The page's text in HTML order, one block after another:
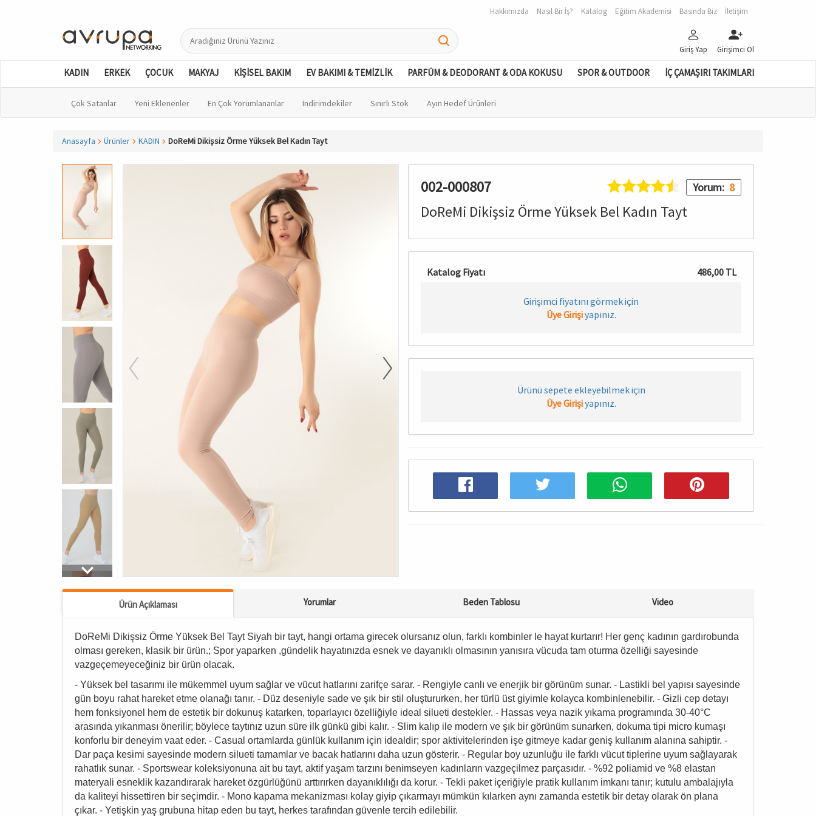
Hakkımızda Nasıl Bir İş? Katalog Eğitim Akademisi Basında Biz İletişim
Giriş Yap Girişimci Ol
KADIN ERKEK ÇOCUK MAKYAJ KİŞİSEL BAKIM EV BAKIMI & TEMİZLİK PARFÜM & DEODORANT & ODA KOKUSU SPOR & OUTDOOR İÇ ÇAMAŞIRI TAKIMLARI
Çok Satanlar Yeni Eklenenler En Çok Yorumlananlar İndirimdekiler Sınırlı Stok Ayın Hedef Ürünleri
Anasayfa Ürünler KADIN DoReMi Dikişsiz Örme Yüksek Bel Kadın Tayt
002-000807 Yorum: 8
DoReMi Dikişsiz Örme Yüksek Bel Kadın Tayt
Katalog Fiyatı 486,00 TL
Girişimci fiyatını görmek için
Üye Girişiyapınız.
Ürünü sepete ekleyebilmek için
Üye Girişiyapınız.
Ürün Açıklaması Yorumlar Beden Tablosu Video
DoReMi Dikişsiz Örme Yüksek Bel Tayt Siyah bir tayt, hangi ortama girecek olursanız olun, farklı kombinler le hayat kurtarır! Her genç kadının gardırobunda
olması gereken, klasik bir ürün.; Spor yaparken ,gündelik hayatınızda esnek ve dayanıklı olmasının yanısıra vücuda tam oturma özelliği sayesinde
vazgeçemeyeceğiniz bir ürün olacak.
- Yüksek bel tasarımı ile mükemmel uyum sağlar ve vücut hatlarını zarifçe sarar. - Rengiyle canlı ve enerjik bir görünüm sunar. - Lastikli bel yapısı sayesinde
gün boyu rahat hareket etme olanağı tanır. - Düz deseniyle sade ve şık bir stil oluştururken, her türlü üst giyimle kolayca kombinlenebilir. - Gizli cep detayı
hem fonksiyonel hem de estetik bir dokunuş katarken, toparlayıcı özelliğiyle ideal silueti destekler. - Hassas veya nazik yıkama programında 30-40°C
arasında yıkanması önerilir; böylece taytınız uzun süre ilk günkü gibi kalır. - Slim kalıp ile modern ve şık bir görünüm sunarken, dokuma tipi micro kumaşı
konforlu bir deneyim vaat eder. - Casual ortamlarda günlük kullanım için idealdir; spor aktivitelerinden işe gitmeye kadar geniş kullanım alanına sahiptir. -
Dar paça kesimi sayesinde modern silueti tamamlar ve bacak hatlarını daha uzun gösterir. - Regular boy uzunluğu ile farklı vücut tiplerine uyum sağlayarak
rahatlık sunar. - Sportswear koleksiyonuna ait bu tayt, aktif yaşam tarzını benimseyen kadınların vazgeçilmez parçasıdır. - %92 poliamid ve %8 elastan
materyali esneklik kazandırarak hareket özgürlüğünü arttırırken dayanıklılığı da korur. - Tekli paket içeriğiyle pratik kullanım imkanı tanır; kutulu ambalajıyla
da kaliteyi hissettiren bir seçimdir. - Mono kapama mekanizması kolay giyip çıkarmayı mümkün kılarken aynı zamanda estetik bir detay olarak ön plana
çıkar. - Yetişkin yaş grubuna hitap eden bu tayt, herkes tarafından güvenle tercih edilebilir.